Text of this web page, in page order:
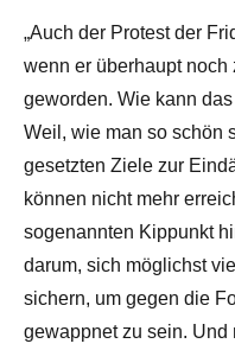
„Auch der Protest der
wenn er überhaupt
geworden. Wie kann das
Weil, wie man so schön
gesetzten Ziele zur
können nicht mehr
sogenannten Kippunkt
darum, sich möglichst
sichern, um gegen die
gewappnet zu sein. Und